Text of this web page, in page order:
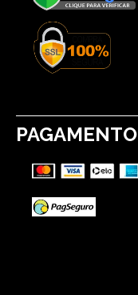
PAGAMENTO